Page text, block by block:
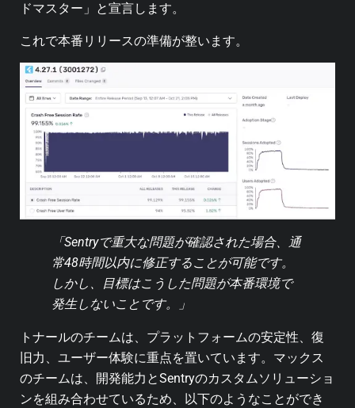
ドマスター」と宣言します。
これで本番リリースの準備が整います。
「Sentryで重大な問題が確認された場合、通
常48時間以内に修正することが可能です。
しかし、目標はこうした問題が本番環境で
発生しないことです。」
トナールのチームは、プラットフォームの安定性、復
旧力、ユーザー体験に重点を置いています。マックス
のチームは、開発能力とSentryのカスタムソリューショ
ンを組み合わせているため、以下のようなことができ